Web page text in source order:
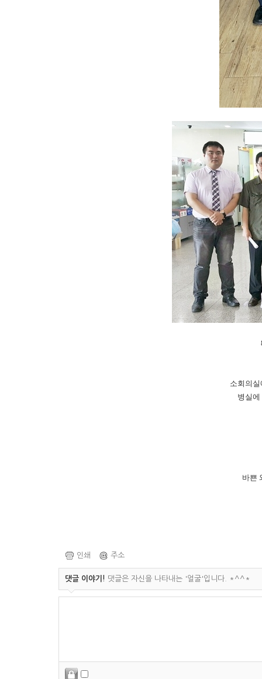
소회의
병실
바쁜
인쇄 주소
댓글 이야기! 댓글은 자신을 나타내는 '얼굴'입니다. *^^*